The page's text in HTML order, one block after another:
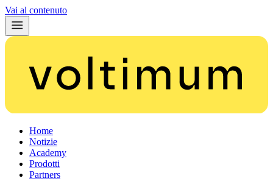
Vai al contenuto
Home
Notizie
Academy
Prodotti
Partners